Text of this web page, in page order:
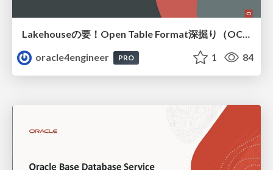
Lakehouseの要！Open Table Format深掘り（OCHaCafe Season 11 #6）
oracle4engineer
PRO 1 84